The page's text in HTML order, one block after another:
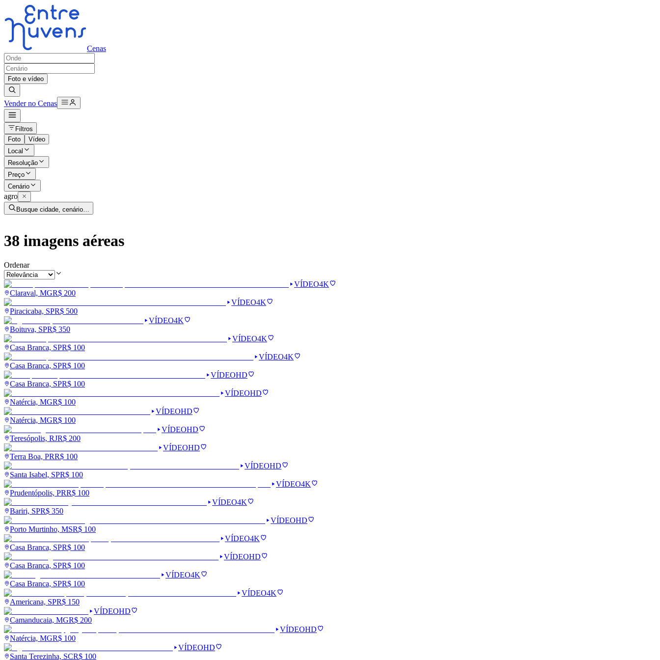
Cenas
Foto e vídeo
Vender no Cenas
Filtros
Foto
Vídeo
Local
Resolução
Preço
Cenário
agro
Busque cidade, cenário…
38 imagens aéreas
Ordenar
VÍDEO4K
Claraval, MGR$ 200
VÍDEO4K
Piracicaba, SPR$ 500
VÍDEO4K
Boituva, SPR$ 350
VÍDEO4K
Casa Branca, SPR$ 100
VÍDEO4K
Casa Branca, SPR$ 100
VÍDEOHD
Casa Branca, SPR$ 100
VÍDEOHD
Natércia, MGR$ 100
VÍDEOHD
Natércia, MGR$ 100
VÍDEOHD
Teresópolis, RJR$ 200
VÍDEOHD
Terra Boa, PRR$ 100
VÍDEOHD
Santa Isabel, SPR$ 100
VÍDEO4K
Prudentópolis, PRR$ 100
VÍDEO4K
Bariri, SPR$ 350
VÍDEOHD
Porto Murtinho, MSR$ 100
VÍDEO4K
Casa Branca, SPR$ 100
VÍDEOHD
Casa Branca, SPR$ 100
VÍDEO4K
Casa Branca, SPR$ 100
VÍDEO4K
Americana, SPR$ 150
VÍDEOHD
Camanducaia, MGR$ 200
VÍDEOHD
Natércia, MGR$ 100
VÍDEOHD
Santa Terezinha, SCR$ 100